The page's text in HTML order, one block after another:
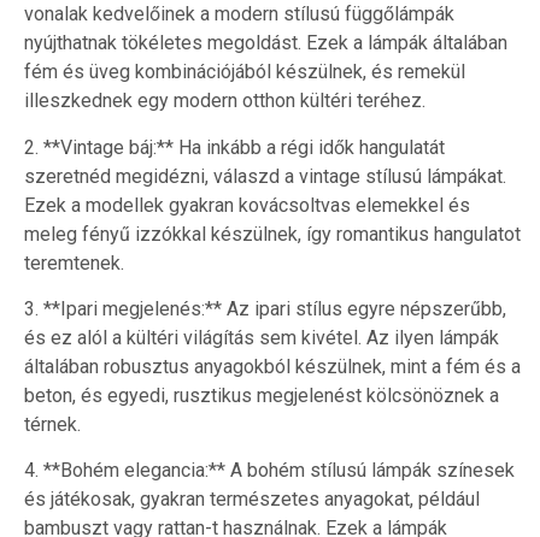
vonalak kedvelőinek a modern stílusú függőlámpák
nyújthatnak tökéletes megoldást. Ezek a lámpák általában
fém és üveg kombinációjából készülnek, és remekül
illeszkednek egy modern otthon kültéri teréhez.
2. **Vintage báj:** Ha inkább a régi idők hangulatát
szeretnéd megidézni, válaszd a vintage stílusú lámpákat.
Ezek a modellek gyakran kovácsoltvas elemekkel és
meleg fényű izzókkal készülnek, így romantikus hangulatot
teremtenek.
3. **Ipari megjelenés:** Az ipari stílus egyre népszerűbb,
és ez alól a kültéri világítás sem kivétel. Az ilyen lámpák
általában robusztus anyagokból készülnek, mint a fém és a
beton, és egyedi, rusztikus megjelenést kölcsönöznek a
térnek.
4. **Bohém elegancia:** A bohém stílusú lámpák színesek
és játékosak, gyakran természetes anyagokat, például
bambuszt vagy rattan-t használnak. Ezek a lámpák